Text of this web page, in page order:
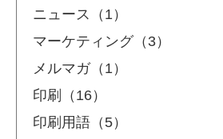
ニュース（1）
マーケティング（3）
メルマガ（1）
印刷（16）
印刷用語（5）